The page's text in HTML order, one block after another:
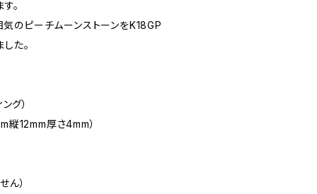
。
のピーチムーンストーンをK18GP
た。
グ）
縦12mm厚さ4mm）
ん）